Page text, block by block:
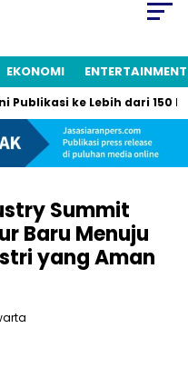
EKONOMI ENTERTAINMENT
ke Lebih dari 150 Media
Summit
Baru Menuju
yang Aman